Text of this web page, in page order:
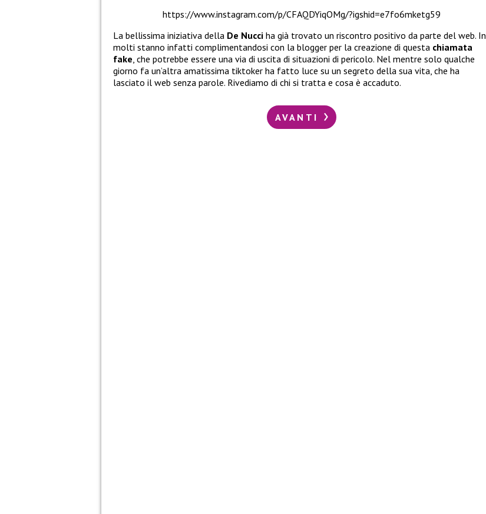
https://www.instagram.com/p/CFAQDYiqOMg/?igshid=e7fo6mketg59
La bellissima iniziativa della De Nucci ha già trovato un riscontro positivo da parte del web. In
molti stanno infatti complimentandosi con la blogger per la creazione di questa chiamata
fake, che potrebbe essere una via di uscita di situazioni di pericolo. Nel mentre solo qualche
giorno fa un’altra amatissima tiktoker ha fatto luce su un segreto della sua vita, che ha
lasciato il web senza parole. Rivediamo di chi si tratta e cosa è accaduto.
AVANTI